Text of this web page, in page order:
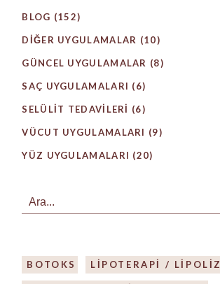
BLOG (152)
DIĞER UYGULAMALAR (10)
GÜNCEL UYGULAMALAR (8)
SAÇ UYGULAMALARI (6)
SELÜLIT TEDAVILERI (6)
VÜCUT UYGULAMALARI (9)
YÜZ UYGULAMALARI (20)
Search
BOTOKS LIPOTERAPI / LIPOLIZ